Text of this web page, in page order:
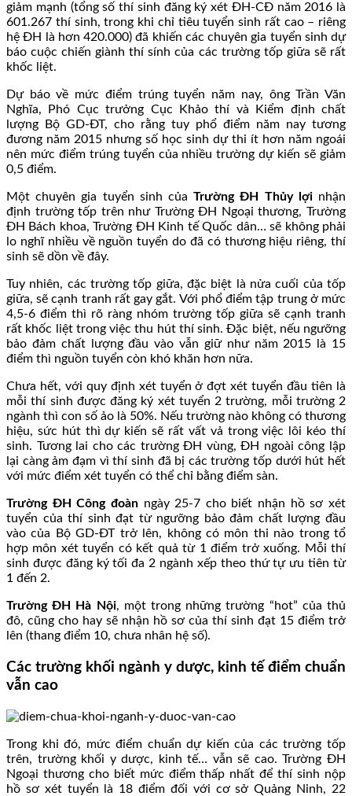
giảm mạnh (tổng số thí sinh đăng ký xét ĐH-CĐ năm 2016 là
601.267 thí sinh, trong khi chỉ tiêu tuyển sinh rất cao – riêng
hệ ĐH là hơn 420.000) đã khiến các chuyên gia tuyển sinh dự
báo cuộc chiến giành thí sính của các trường tốp giữa sẽ rất
khốc liệt.
Dự báo về mức điểm trúng tuyển năm nay, ông Trần Văn
Nghĩa, Phó Cục trưởng Cục Khảo thí và Kiểm định chất
lượng Bộ GD-ĐT, cho rằng tuy phổ điểm năm nay tương
đương năm 2015 nhưng số học sinh dự thi ít hơn năm ngoái
nên mức điểm trúng tuyển của nhiều trường dự kiến sẽ giảm
0,5 điểm.
Một chuyên gia tuyển sinh củaTrường ĐH Thủy lợinhận
định trường tốp trên như Trường ĐH Ngoại thương, Trường
ĐH Bách khoa, Trường ĐH Kinh tế Quốc dân… sẽ không phải
lo nghĩ nhiều về nguồn tuyển do đã có thương hiệu riêng, thí
sinh sẽ dồn về đây.
Tuy nhiên, các trường tốp giữa, đặc biệt là nửa cuối của tốp
giữa, sẽ cạnh tranh rất gay gắt. Với phổ điểm tập trung ở mức
4,5-6 điểm thì rõ ràng nhóm trường tốp giữa sẽ cạnh tranh
rất khốc liệt trong việc thu hút thí sinh. Đặc biệt, nếu ngưỡng
bảo đảm chất lượng đầu vào vẫn giữ như năm 2015 là 15
điểm thì nguồn tuyển còn khó khăn hơn nữa.
Chưa hết, với quy định xét tuyển ở đợt xét tuyển đầu tiên là
mỗi thí sinh được đăng ký xét tuyển 2 trường, mỗi trường 2
ngành thì con số ảo là 50%. Nếu trường nào không có thương
hiệu, sức hút thì dự kiến sẽ rất vất vả trong việc lôi kéo thí
sinh. Tương lai cho các trường ĐH vùng, ĐH ngoài công lập
lại càng ảm đạm vì thí sinh đã bị các trường tốp dưới hút hết
với mức điểm xét tuyển có thể chỉ bằng điểm sàn.
Trường ĐH Công đoànngày 25-7 cho biết nhận hồ sơ xét
tuyển của thí sinh đạt từ ngưỡng bảo đảm chất lượng đầu
vào của Bộ GD-ĐT trở lên, không có môn thi nào trong tổ
hợp môn xét tuyển có kết quả từ 1 điểm trở xuống. Mỗi thí
sinh được đăng ký tối đa 2 ngành xếp theo thứ tự ưu tiên từ
1 đến 2.
Trường ĐH Hà Nội, một trong những trường “hot” của thủ
đô, cũng cho hay sẽ nhận hồ sơ của thí sinh đạt 15 điểm trở
lên (thang điểm 10, chưa nhân hệ số).
Các trường khối ngành y dược, kinh tế điểm chuẩn
vẫn cao
Trong khi đó, mức điểm chuẩn dự kiến của các trường tốp
trên, trường khối y dược, kinh tế… vẫn sẽ cao. Trường ĐH
Ngoại thương cho biết mức điểm thấp nhất để thí sinh nộp
hồ sơ xét tuyển là 18 điểm đối với cơ sở Quảng Ninh, 22